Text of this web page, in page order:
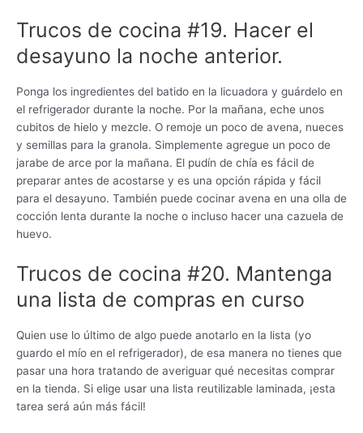
Trucos de cocina #19. Hacer el
desayuno la noche anterior.
Ponga los ingredientes del batido en la licuadora y guárdelo en
el refrigerador durante la noche. Por la mañana, eche unos
cubitos de hielo y mezcle. O remoje un poco de avena, nueces
y semillas para la granola. Simplemente agregue un poco de
jarabe de arce por la mañana. El pudín de chía es fácil de
preparar antes de acostarse y es una opción rápida y fácil
para el desayuno. También puede cocinar avena en una olla de
cocción lenta durante la noche o incluso hacer una cazuela de
huevo.
Trucos de cocina #20. Mantenga
una lista de compras en curso
Quien use lo último de algo puede anotarlo en la lista (yo
guardo el mío en el refrigerador), de esa manera no tienes que
pasar una hora tratando de averiguar qué necesitas comprar
en la tienda. Si elige usar una lista reutilizable laminada, ¡esta
tarea será aún más fácil!